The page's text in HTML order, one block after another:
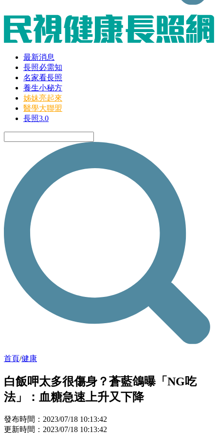
最新消息
長照必需知
名家看長照
養生小秘方
姊妹亮起來
醫學大聯盟
長照3.0
首頁/健康
白飯呷太多很傷身？蒼藍鴿曝「NG吃
法」：血糖急速上升又下降
發布時間：2023/07/18 10:13:42
更新時間：2023/07/18 10:13:42